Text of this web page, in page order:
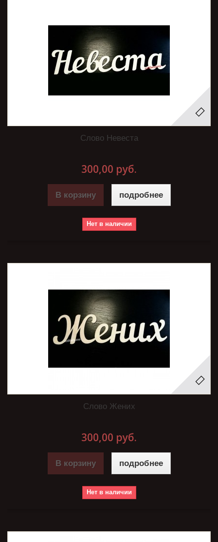
Слово Невеста
300,00 руб.
В корзину подробнее
Нет в наличии
Слово Жених
300,00 руб.
В корзину подробнее
Нет в наличии